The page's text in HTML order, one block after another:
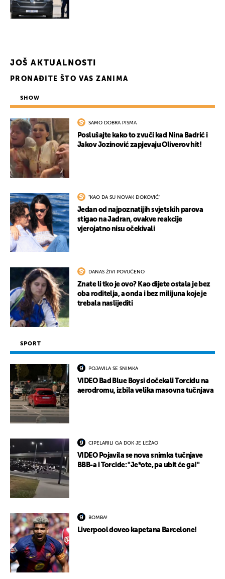
JOŠ AKTUALNOSTI
PRONAĐITE ŠTO VAS ZANIMA
SHOW
SAMO DOBRA PISMA
Poslušajte kako to zvuči kad Nina Badrić i
Jakov Jozinović zapjevaju Oliverov hit!
"KAO DA SU NOVAK ĐOKOVIĆ"
Jedan od najpoznatijih svjetskih parova
stigao na Jadran, ovakve reakcije
vjerojatno nisu očekivali
DANAS ŽIVI POVUČENO
Znate li tko je ovo? Kao dijete ostala je bez
oba roditelja, a onda i bez milijuna koje je
trebala naslijediti
SPORT
POJAVILA SE SNIMKA
VIDEO Bad Blue Boysi dočekali Torcidu na
aerodromu, izbila velika masovna tučnjava
CIPELARILI GA DOK JE LEŽAO
VIDEO Pojavila se nova snimka tučnjave
BBB-a i Torcide: "Je*ote, pa ubit će ga!"
BOMBA!
Liverpool doveo kapetana Barcelone!